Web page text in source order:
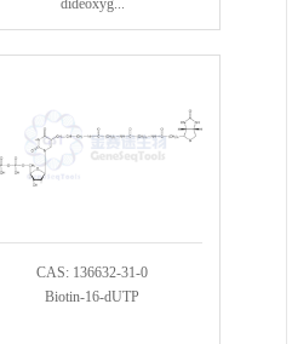
CAS: 136632-31-0
Biotin-16-dUTP